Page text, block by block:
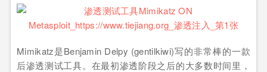
Mimikatz是Benjamin Delpy (gentilkiwi)写的非常棒的一款
后渗透测试工具。在最初渗透阶段之后的大多数时间里，